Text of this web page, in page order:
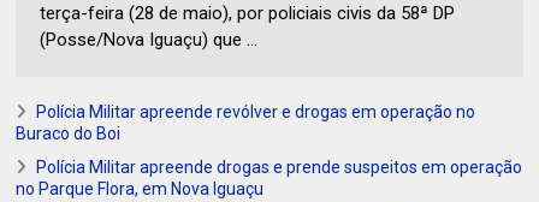
terça-feira (28 de maio), por policiais civis da 58ª DP
(Posse/Nova Iguaçu) que ...
Polícia Militar apreende revólver e drogas em operação no
Buraco do Boi
Polícia Militar apreende drogas e prende suspeitos em operação
no Parque Flora, em Nova Iguaçu